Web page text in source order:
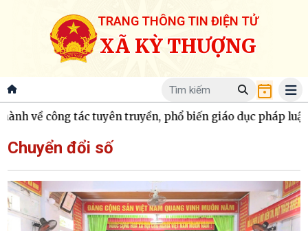
TRANG THÔNG TIN ĐIỆN TỬ
XÃ KỲ THƯỢNG
tác tuyên truyền, phổ biến giáo dục pháp luật và hòa
Chuyển đổi số